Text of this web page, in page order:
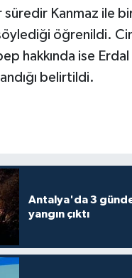
süredir Kanmaz ile
söylediği öğrenildi.
hakkında ise Erdal
belirtildi.
Antalya'da 3
yangın çıktı